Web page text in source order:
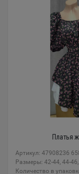
Платья
Артикул: 47908236
Размеры: 42-44, 44-
Количество в